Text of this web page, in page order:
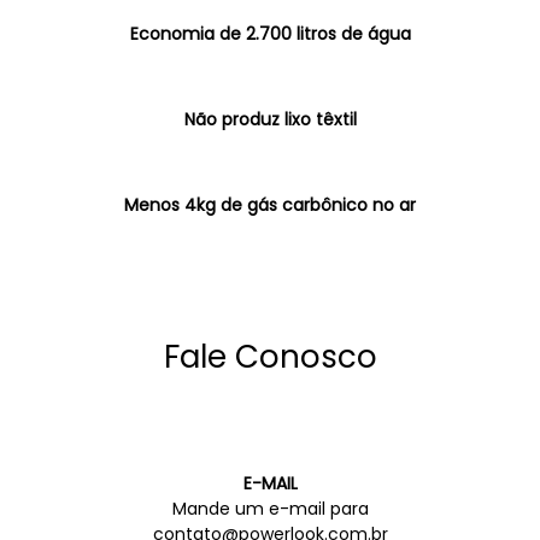
Economia de 2.700 litros de água
Não produz lixo têxtil
Menos 4kg de gás carbônico no ar
Fale Conosco
E-MAIL
Mande um e-mail para
contato@powerlook.com.br